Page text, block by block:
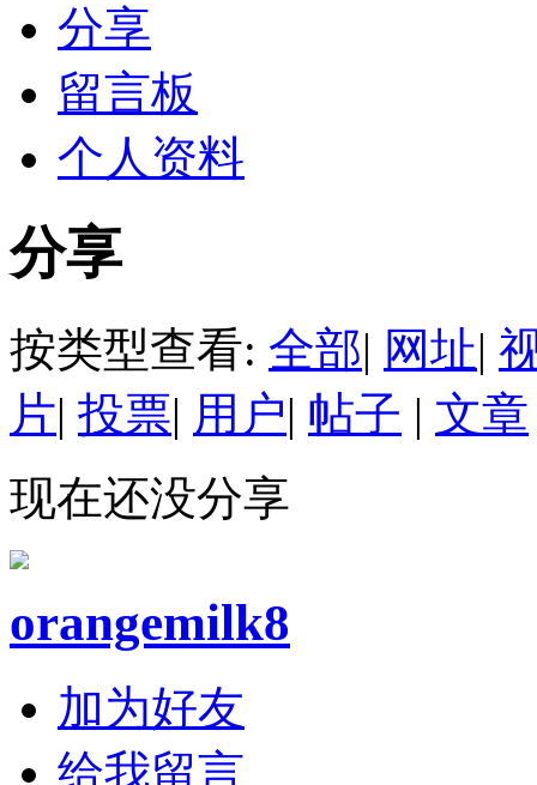
分享
留言板
个人资料
分享
按类型查看: 全部| 网址|
片| 投票| 用户| 帖子 | 文章
现在还没分享
orangemilk8
加为好友
给我留言